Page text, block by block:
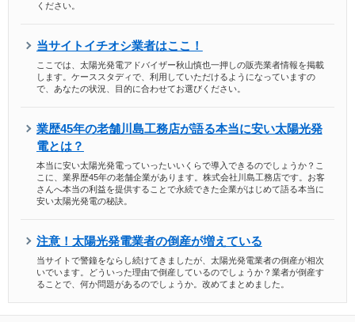
ください。
当サイトイチオシ業者はここ！
ここでは、太陽光発電アドバイザー秋山慎也一押しの販売業者情報を掲載
します。ケーススタディで、利用していただけるようになっていますの
で、あなたの状況、目的に合わせてお選びください。
業歴45年の老舗川島工務店が語る本当に安い太陽光発
電とは？
本当に安い太陽光発電っていったいいくらで導入できるのでしょうか？こ
こに、業界歴45年の老舗企業があります。株式会社川島工務店です。お客
さんへ本当の利益を提供することで永続できた企業がはじめて語る本当に
安い太陽光発電の秘訣。
注意！太陽光発電業者の倒産が増えている
当サイトで警鐘をならし続けてきましたが、太陽光発電業者の倒産が相次
いでいます。どういった理由で倒産しているのでしょうか？業者が倒産す
ることで、何か問題があるのでしょうか。改めてまとめました。